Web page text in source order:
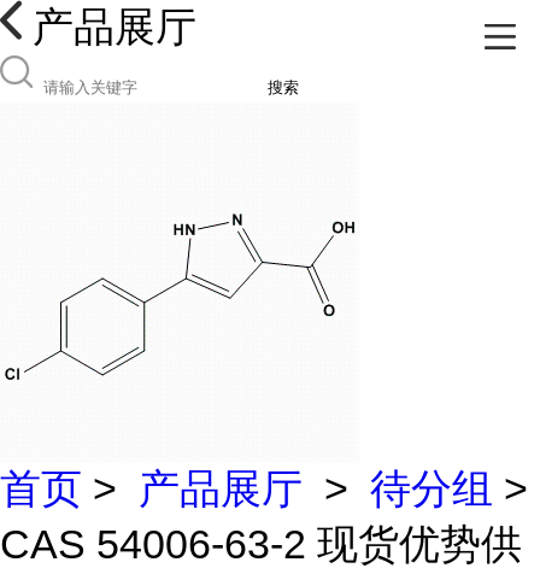
产品展厅
搜索
首页 > 产品展厅 > 待分组 >
CAS 54006-63-2 现货优势供